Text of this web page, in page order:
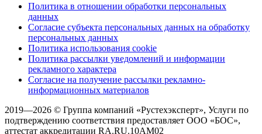
Политика в отношении обработки персональных
данных
Согласие субъекта персональных данных на обработку
персональных данных
Политика использования cookie
Политика рассылки уведомлений и информации
рекламного характера
Согласие на получение рассылки рекламно-
информационных материалов
2019—2026 © Группа компаний «Рустехэксперт», Услуги по
подтверждению соответствия предоставляет ООО «БОС»,
аттестат аккредитации RA.RU.10AM02